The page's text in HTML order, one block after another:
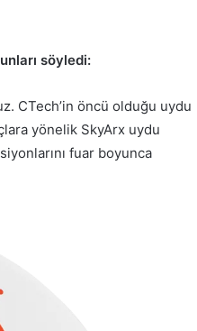
söyledi:
CTech’in öncü olduğu uydu
yönelik SkyArx uydu
fuar boyunca